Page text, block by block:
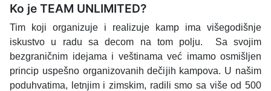
Ko je TEAM UNLIMITED?
Tim koji organizuje i realizuje kamp ima višegodišnje
iskustvo u radu sa decom na tom polju. Sa svojim
bezgraničnim idejama i veštinama već imamo osmišljen
princip uspešno organizovanih dečijih kampova. U našim
poduhvatima, letnjim i zimskim, radili smo sa više od 500